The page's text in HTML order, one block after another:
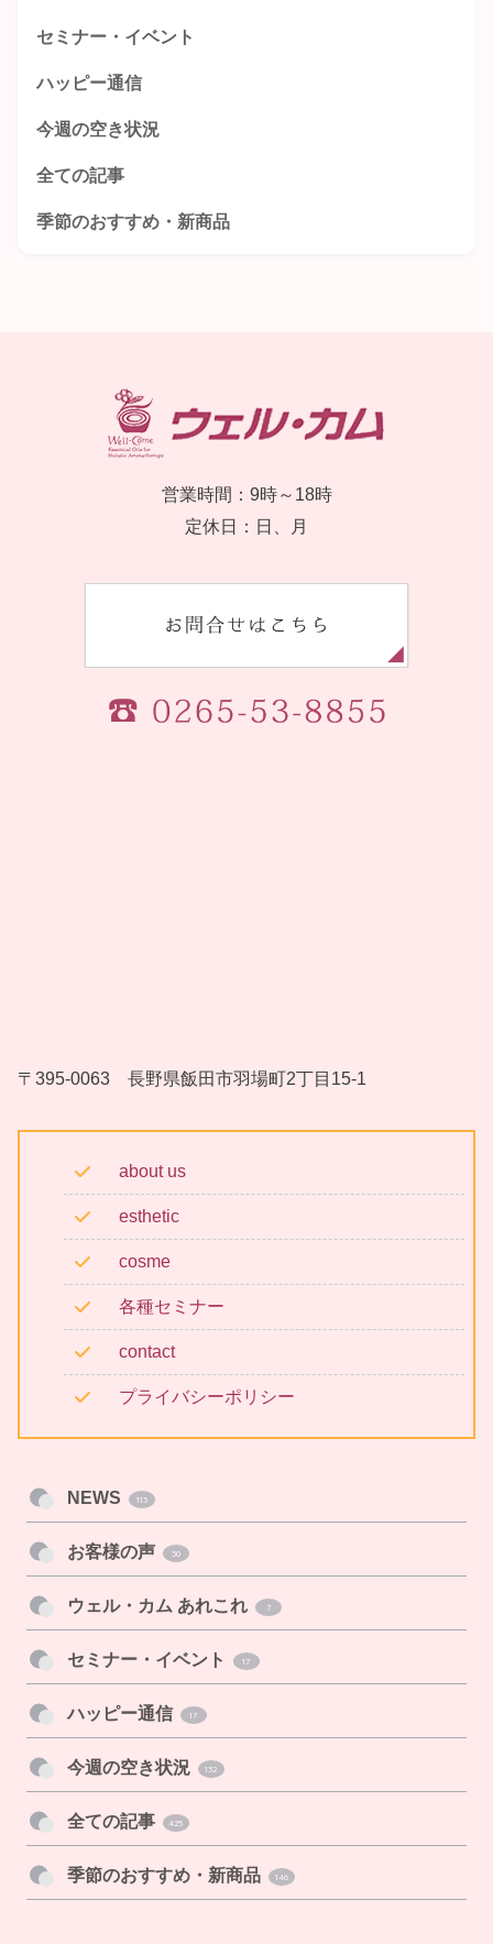
セミナー・イベント
ハッピー通信
今週の空き状況
全ての記事
季節のおすすめ・新商品
営業時間：9時～18時
定休日：日、月
〒395-0063 長野県飯田市羽場町2丁目15-1
about us
esthetic
cosme
各種セミナー
contact
プライバシーポリシー
NEWS 113
お客様の声 30
ウェル・カム あれこれ 7
セミナー・イベント 17
ハッピー通信 17
今週の空き状況 132
全ての記事 425
季節のおすすめ・新商品 146